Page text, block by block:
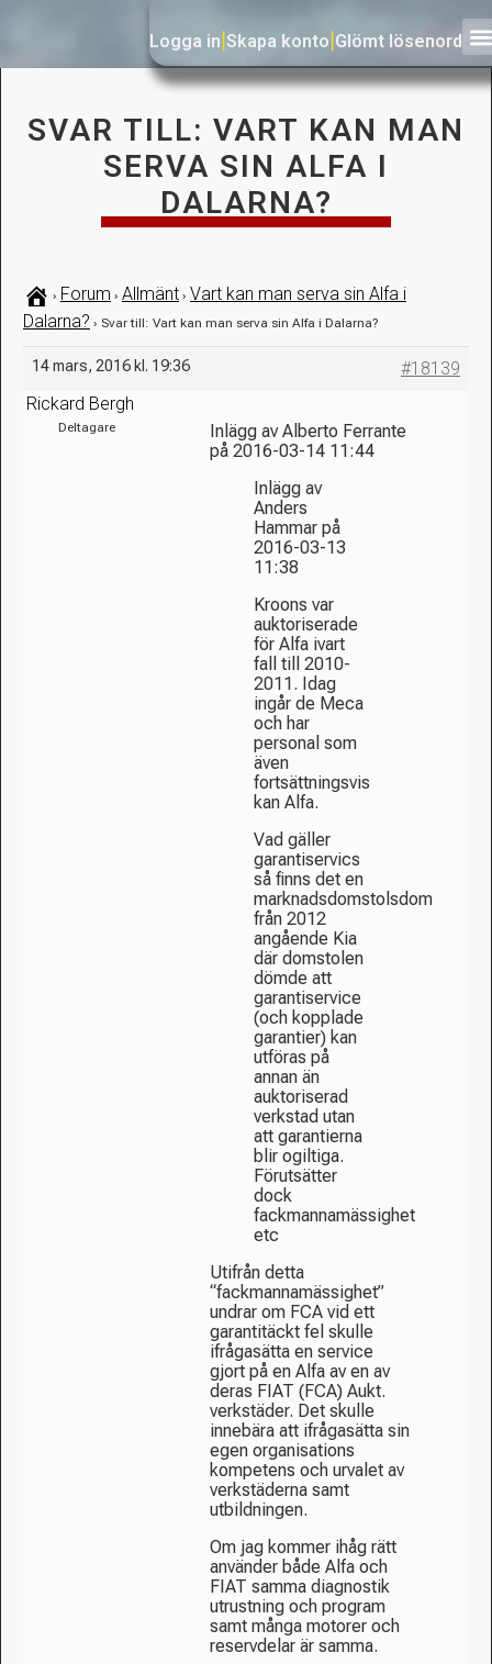
Logga in Skapa konto Glömt lösenord
SVAR TILL: VART KAN MAN
SERVA SIN ALFA I
DALARNA?
› Forum › Allmänt › Vart kan man serva sin Alfa i
Dalarna? › Svar till: Vart kan man serva sin Alfa i Dalarna?
14 mars, 2016 kl. 19:36
#18139
Rickard Bergh
Deltagare
Inlägg av Alberto Ferrante
på 2016-03-14 11:44
Inlägg av
Anders
Hammar på
2016-03-13
11:38
Kroons var
auktoriserade
för Alfa ivart
fall till 2010-
2011. Idag
ingår de Meca
och har
personal som
även
fortsättningsvis
kan Alfa.
Vad gäller
garantiservics
så finns det en
marknadsdomstolsdom
från 2012
angående Kia
där domstolen
dömde att
garantiservice
(och kopplade
garantier) kan
utföras på
annan än
auktoriserad
verkstad utan
att garantierna
blir ogiltiga.
Förutsätter
dock
fackmannamässighet
etc
Utifrån detta
“fackmannamässighet”
undrar om FCA vid ett
garantitäckt fel skulle
ifrågasätta en service
gjort på en Alfa av en av
deras FIAT (FCA) Aukt.
verkstäder. Det skulle
innebära att ifrågasätta sin
egen organisations
kompetens och urvalet av
verkstäderna samt
utbildningen.
Om jag kommer ihåg rätt
använder både Alfa och
FIAT samma diagnostik
utrustning och program
samt många motorer och
reservdelar är samma.